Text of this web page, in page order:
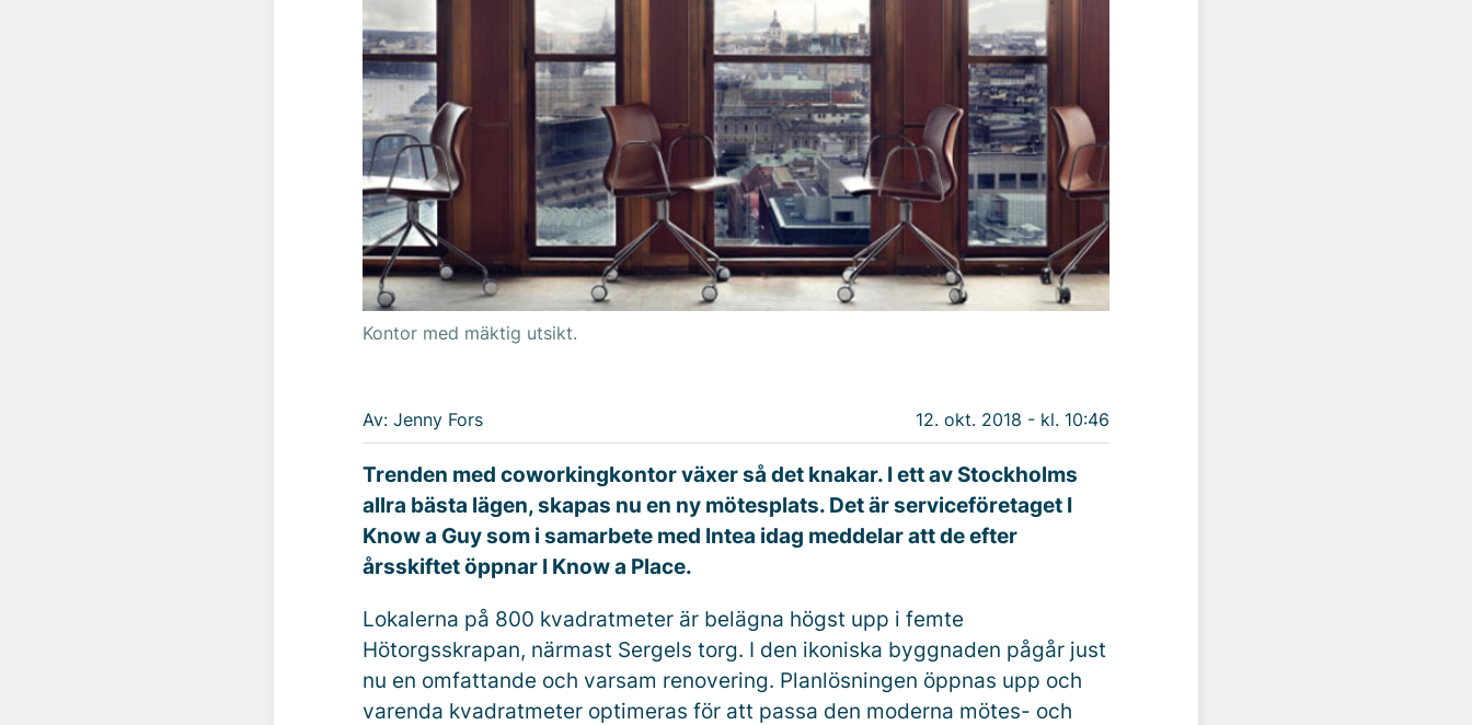
Kontor med mäktig utsikt.
Av: Jenny Fors 12. okt. 2018 - kl. 10:46
Trenden med coworkingkontor växer så det knakar. I ett av Stockholms
allra bästa lägen, skapas nu en ny mötesplats. Det är serviceföretaget I
Know a Guy som i samarbete med Intea idag meddelar att de efter
årsskiftet öppnar I Know a Place.
Lokalerna på 800 kvadratmeter är belägna högst upp i femte
Hötorgsskrapan, närmast Sergels torg. I den ikoniska byggnaden pågår just
nu en omfattande och varsam renovering. Planlösningen öppnas upp och
varenda kvadratmeter optimeras för att passa den moderna mötes- och